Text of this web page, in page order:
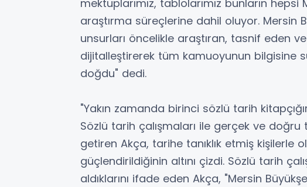
mektuplarımız, tablolarımız bunların
araştırma süreçlerine dahil oluyor. Mersin
unsurları öncelikle araştıran, tasnif eden
dijitalleştirerek tüm kamuoyunun bilgisine
doğdu" dedi.
"Yakın zamanda birinci sözlü tarih
Sözlü tarih çalışmaları ile gerçek ve
getiren Akça, tarihe tanıklık etmiş kişilerle
güçlendirildiğinin altını çizdi. Sözlü tarih
aldıklarını ifade eden Akça, "Mersin